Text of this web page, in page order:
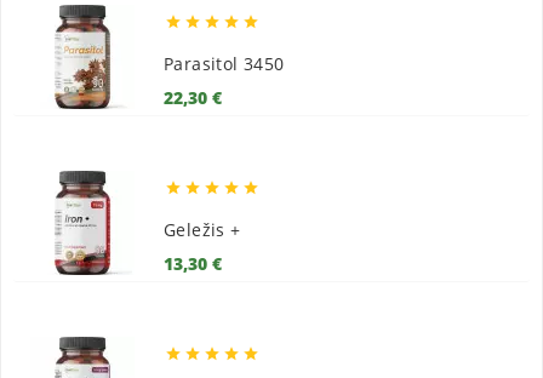
    
Parasitol 3450
22,30 €Kaina
    
Geležis +
13,30 €Kaina
    